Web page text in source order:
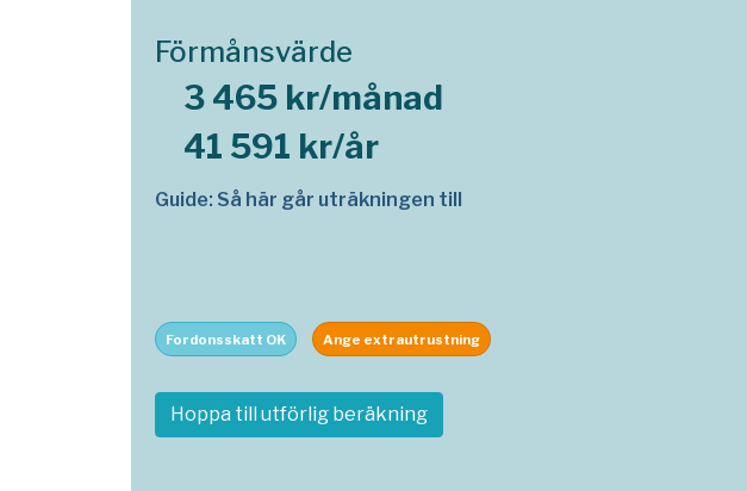
Förmånsvärde
3 465 kr/månad
41 591 kr/år
Guide: Så här går uträkningen till
Fordonsskatt OK Ange extrautrustning
Hoppa till utförlig beräkning